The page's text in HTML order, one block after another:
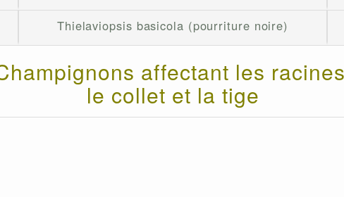
Thielaviopsis basicola (pourriture noire)
affectant les
le collet et la tige